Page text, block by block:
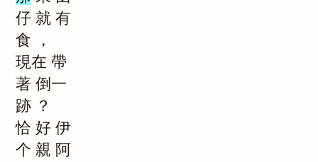
仔 就 有
食
，
現在 帶
著 倒一
跡 ？
恰 好 伊
个 親 阿